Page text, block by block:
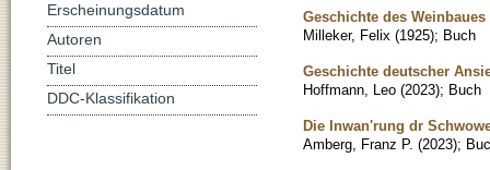
Geschichte des
Milleker, Felix (1925); Buch
Geschichte deutscher
Hoffmann, Leo (2023); Buch
Die Inwan'rung dr
Amberg, Franz P. (2023);
Erscheinungsdatum
Autoren
Titel
DDC-Klassifikation